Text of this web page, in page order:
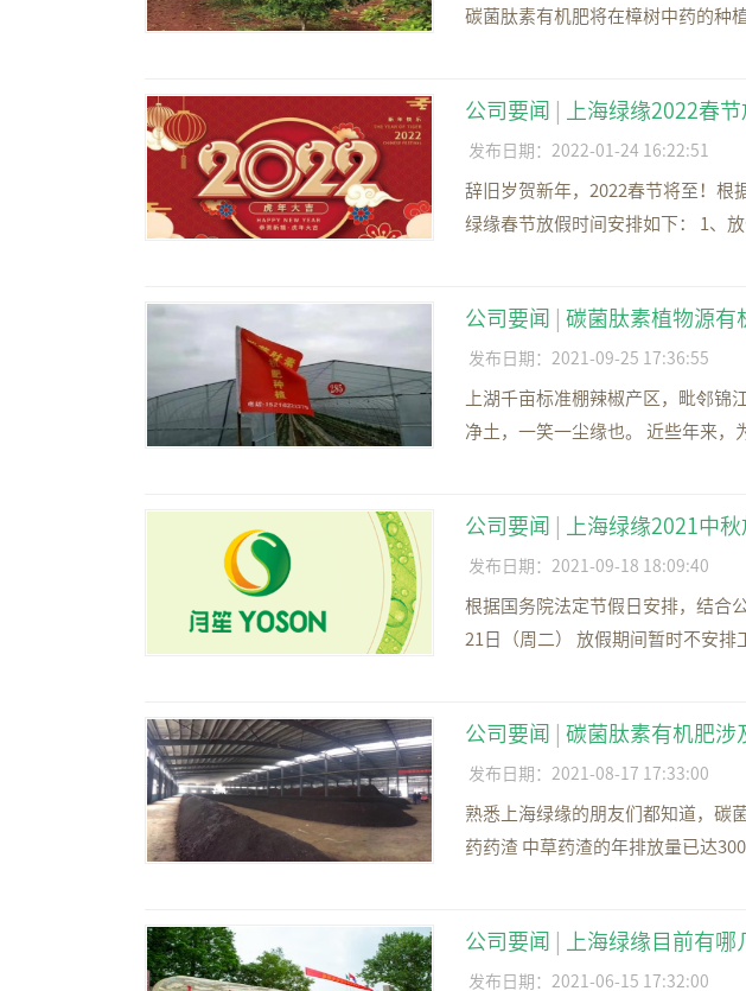
碳菌肽素有机肥将在樟树中药的种
公司要闻 | 上海绿缘2022春
发布日期：2022-01-24 16:22:51
辞旧岁贺新年，2022春节将至！根
绿缘春节放假时间安排如下： 1、
公司要闻 | 碳菌肽素植物源有
发布日期：2021-09-25 17:36:55
上湖千亩标准棚辣椒产区，毗邻
净土，一笑一尘缘也。 近些年来
公司要闻 | 上海绿缘2021中
发布日期：2021-09-18 18:09:40
根据国务院法定节假日安排，结合
21日（周二） 放假期间暂时不安
公司要闻 | 碳菌肽素有机肥涉
发布日期：2021-08-17 17:33:00
熟悉上海绿缘的朋友们都知道，碳
药药渣 中草药渣的年排放量已达
公司要闻 | 上海绿缘目前有
发布日期：2021-06-15 17:32:00